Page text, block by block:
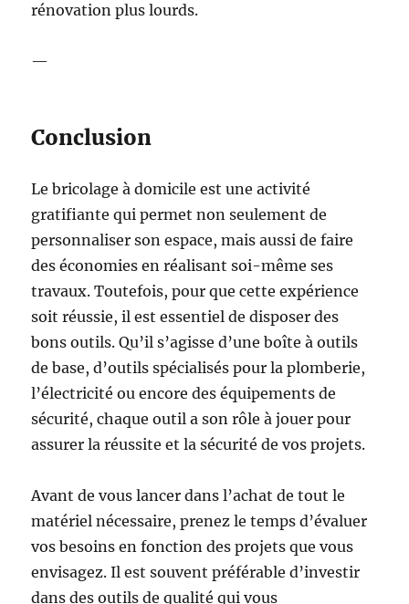
rénovation plus lourds.
—
Conclusion
Le bricolage à domicile est une activité
gratifiante qui permet non seulement de
personnaliser son espace, mais aussi de faire
des économies en réalisant soi-même ses
travaux. Toutefois, pour que cette expérience
soit réussie, il est essentiel de disposer des
bons outils. Qu’il s’agisse d’une boîte à outils
de base, d’outils spécialisés pour la plomberie,
l’électricité ou encore des équipements de
sécurité, chaque outil a son rôle à jouer pour
assurer la réussite et la sécurité de vos projets.
Avant de vous lancer dans l’achat de tout le
matériel nécessaire, prenez le temps d’évaluer
vos besoins en fonction des projets que vous
envisagez. Il est souvent préférable d’investir
dans des outils de qualité qui vous